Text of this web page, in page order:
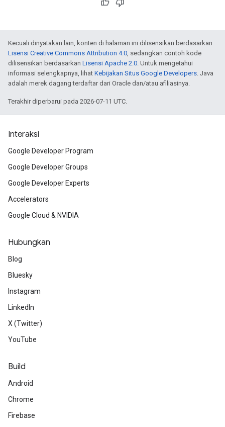
Kecuali dinyatakan lain, konten di halaman ini dilisensikan berdasarkan
Lisensi Creative Commons Attribution 4.0, sedangkan contoh kode
dilisensikan berdasarkan Lisensi Apache 2.0. Untuk mengetahui
informasi selengkapnya, lihat Kebijakan Situs Google Developers. Java
adalah merek dagang terdaftar dari Oracle dan/atau afiliasinya.
Terakhir diperbarui pada 2026-07-11 UTC.
Interaksi
Google Developer Program
Google Developer Groups
Google Developer Experts
Accelerators
Google Cloud & NVIDIA
Hubungkan
Blog
Bluesky
Instagram
LinkedIn
X (Twitter)
YouTube
Build
Android
Chrome
Firebase